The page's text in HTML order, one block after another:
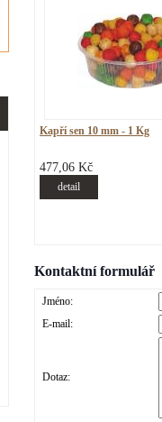
Kapří sen 10 mm - 1 Kg
477,06 Kč
detail
Kontaktní formulář
Jméno:
E-mail:
Dotaz: